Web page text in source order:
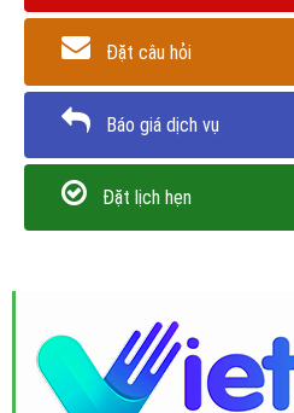
Đặt câu hỏi
Báo giá dịch vụ
Đặt lịch hẹn